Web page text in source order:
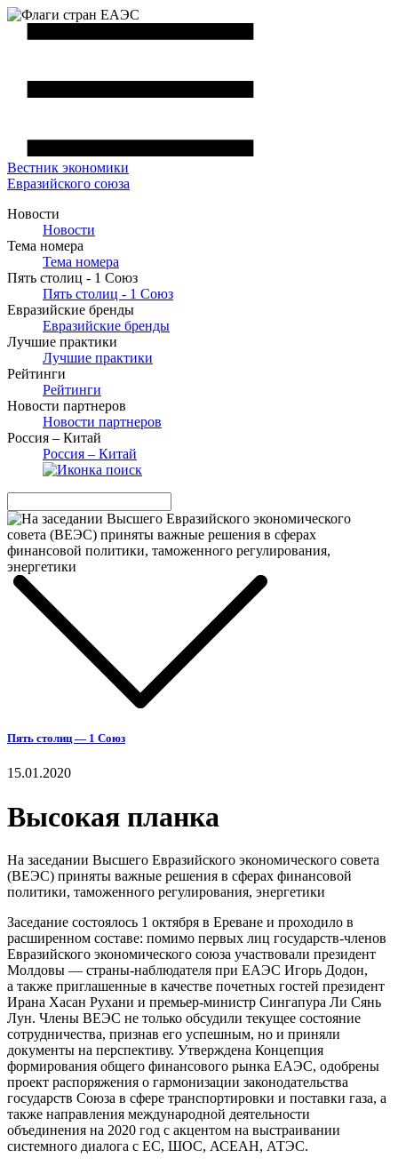
Вестник экономики
Евразийского союза
Новости
Новости
Тема номера
Тема номера
Пять столиц - 1 Союз
Пять столиц - 1 Союз
Евразийские бренды
Евразийские бренды
Лучшие практики
Лучшие практики
Рейтинги
Рейтинги
Новости партнеров
Новости партнеров
Россия – Китай
Россия – Китай
Пять столиц — 1 Союз
15.01.2020
Высокая планка
На заседании Высшего Евразийского экономического совета
(ВЕЭС) приняты важные решения в сферах финансовой
политики, таможенного регулирования, энергетики
Заседание состоялось 1 октября в Ереване и проходило в
расширенном составе: помимо первых лиц государств-членов
Евразийского экономического союза участвовали президент
Молдовы — страны-наблюдателя при ЕАЭС Игорь Додон,
а также приглашенные в качестве почетных гостей президент
Ирана Хасан Рухани и премьер-министр Сингапура Ли Сянь
Лун. Члены ВЕЭС не только обсудили текущее состояние
сотрудничества, признав его успешным, но и приняли
документы на перспективу. Утверждена Концепция
формирования общего финансового рынка ЕАЭС, одобрены
проект распоряжения о гармонизации законодательства
государств Союза в сфере транспортировки и поставки газа, а
также направления международной деятельности
объединения на 2020 год с акцентом на выстраивании
системного диалога с ЕС, ШОС, АСЕАН, АТЭС.